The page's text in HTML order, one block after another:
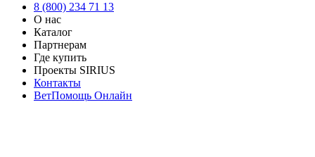
8 (800) 234 71 13
О нас
Каталог
Партнерам
Где купить
Проекты SIRIUS
Контакты
ВетПомощь Онлайн